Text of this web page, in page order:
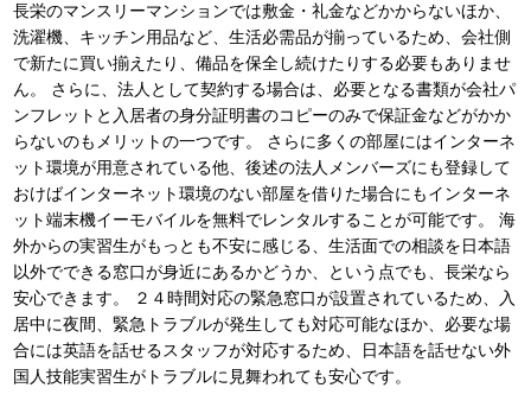
長栄のマンスリーマンションでは敷金・礼金などかからないほか、
洗濯機、キッチン用品など、生活必需品が揃っているため、会社側
で新たに買い揃えたり、備品を保全し続けたりする必要もありませ
ん。 さらに、法人として契約する場合は、必要となる書類が会社パ
ンフレットと入居者の身分証明書のコピーのみで保証金などがかか
らないのもメリットの一つです。 さらに多くの部屋にはインターネ
ット環境が用意されている他、後述の法人メンバーズにも登録して
おけばインターネット環境のない部屋を借りた場合にもインターネ
ット端末機イーモバイルを無料でレンタルすることが可能です。 海
外からの実習生がもっとも不安に感じる、生活面での相談を日本語
以外でできる窓口が身近にあるかどうか、という点でも、長栄なら
安心できます。 ２４時間対応の緊急窓口が設置されているため、入
居中に夜間、緊急トラブルが発生しても対応可能なほか、必要な場
合には英語を話せるスタッフが対応するため、日本語を話せない外
国人技能実習生がトラブルに見舞われても安心です。